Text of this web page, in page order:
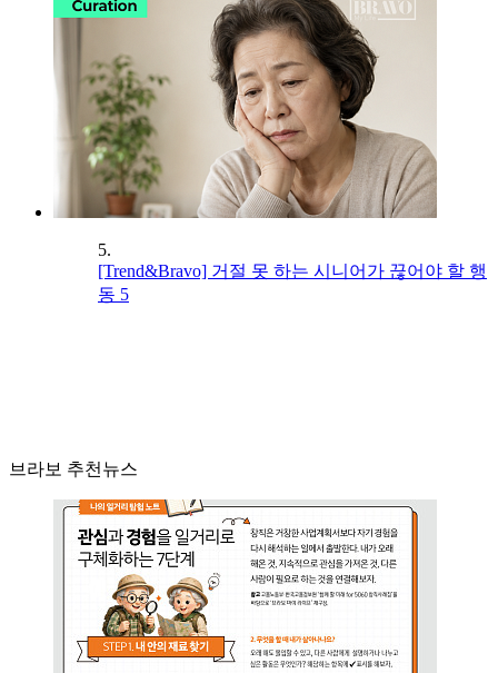
5.
[Trend&Bravo] 거절 못 하는 시니어가 끊어야 할 행
동 5
브라보 추천뉴스